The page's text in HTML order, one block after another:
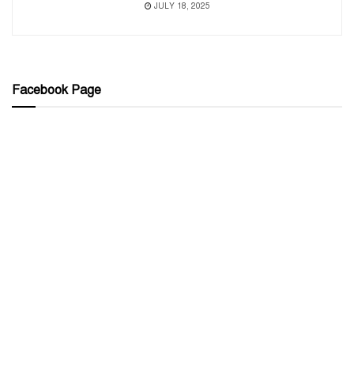
JULY 18, 2025
Facebook Page